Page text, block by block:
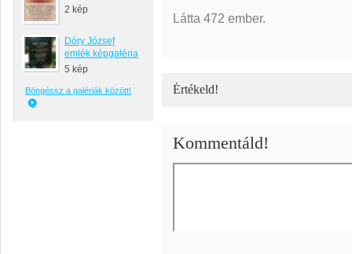
2 kép
Dóry József
emlék képgaléria
5 kép
Böngéssz a galériák között!
Látta 472 ember.
Értékeld!
Kommentáld!